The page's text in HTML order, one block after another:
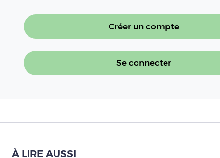
Créer un compte
Se connecter
À LIRE AUSSI